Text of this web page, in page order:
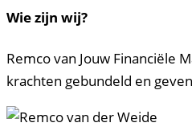
Wie zijn wij?
Remco van Jouw Financiële
krachten gebundeld en